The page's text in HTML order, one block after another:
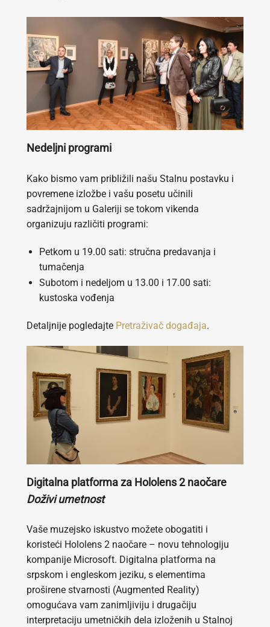
Nedeljni programi
Kako bismo vam približili našu Stalnu postavku i
povremene izložbe i vašu posetu učinili
sadržajnijom u Galeriji se tokom vikenda
organizuju različiti programi:
Petkom u 19.00 sati: stručna predavanja i
tumačenja
Subotom i nedeljom u 13.00 i 17.00 sati:
kustoska vođenja
Detaljnije pogledajte Pretraživač događaja.
Digitalna platforma za Hololens 2 naočare
Doživi umetnost
Vaše muzejsko iskustvo možete obogatiti i
koristeći Hololens 2 naočare – novu tehnologiju
kompanije Microsoft. Digitalna platforma na
srpskom i engleskom jeziku, s elementima
proširene stvarnosti (Augmented Reality)
omogućava vam zanimljiviju i drugačiju
interpretaciju umetničkih dela izloženih u Stalnoj